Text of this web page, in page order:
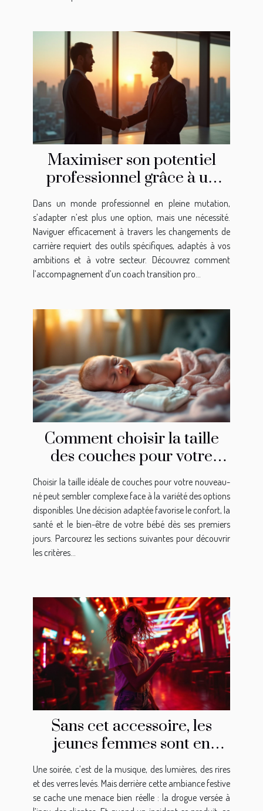
Maximiser son potentiel
professionnel grâce à un
coach transition pro
Dans un monde professionnel en pleine mutation,
s’adapter n’est plus une option, mais une nécessité.
Naviguer efficacement à travers les changements de
carrière requiert des outils spécifiques, adaptés à vos
ambitions et à votre secteur. Découvrez comment
l’accompagnement d’un coach transition pro...
Comment choisir la taille
des couches pour votre
nouveau-né?
Choisir la taille idéale de couches pour votre nouveau-
né peut sembler complexe face à la variété des options
disponibles. Une décision adaptée favorise le confort, la
santé et le bien-être de votre bébé dès ses premiers
jours. Parcourez les sections suivantes pour découvrir
les critères...
Sans cet accessoire, les
jeunes femmes sont en
danger !
Une soirée, c’est de la musique, des lumières, des rires
et des verres levés. Mais derrière cette ambiance festive
se cache une menace bien réelle : la drogue versée à